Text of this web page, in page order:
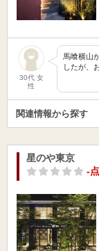
30代 女
性
馬喰横山
したが、
関連情報から探す
星のや東京
-点